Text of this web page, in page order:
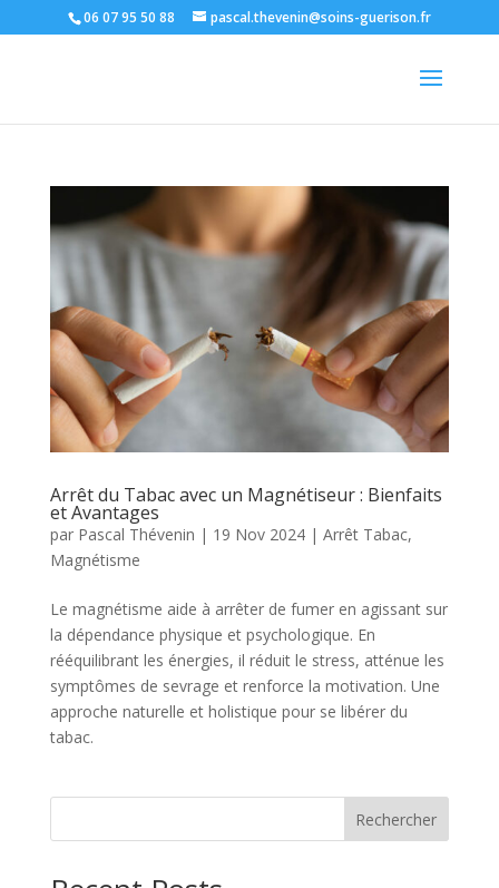
06 07 95 50 88 pascal.thevenin@soins-guerison.fr
Arrêt du Tabac avec un Magnétiseur : Bienfaits
et Avantages
par Pascal Thévenin | 19 Nov 2024| Arrêt Tabac,
Magnétisme
Le magnétisme aide à arrêter de fumer en agissant sur
la dépendance physique et psychologique. En
rééquilibrant les énergies, il réduit le stress, atténue les
symptômes de sevrage et renforce la motivation. Une
approche naturelle et holistique pour se libérer du
tabac.
Rechercher